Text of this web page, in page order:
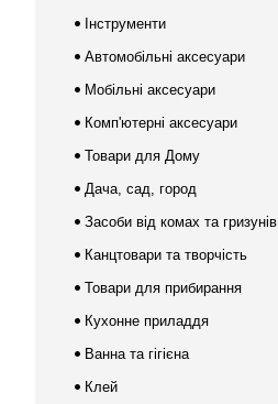
Інструменти
Автомобільні аксесуари
Мобільні аксесуари
Комп'ютерні аксесуари
Товари для Дому
Дача, сад, город
Засоби від комах та гризунів
Канцтовари та творчість
Товари для прибирання
Кухонне приладдя
Ванна та гігієна
Клей